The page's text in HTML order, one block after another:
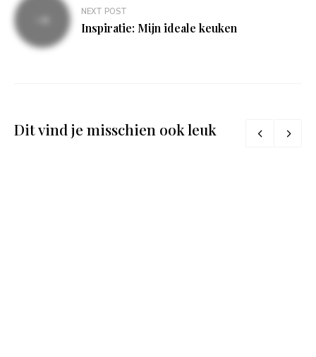
NEXT POST
Inspiratie: Mijn ideale keuken
Dit vind je misschien ook leuk